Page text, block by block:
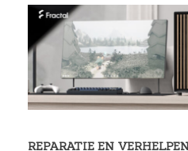
REPARATIE EN